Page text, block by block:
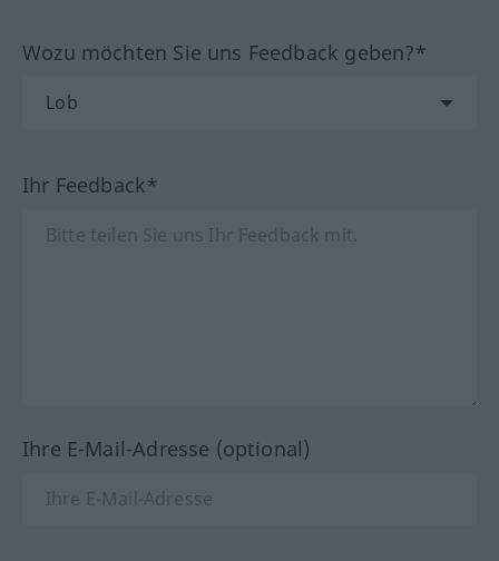
Wozu möchten Sie uns Feedback geben?*
Ihr Feedback*
Ihre E-Mail-Adresse (optional)